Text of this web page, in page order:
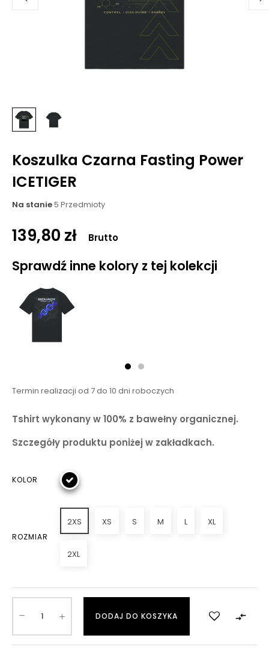
Koszulka Czarna Fasting Power
ICETIGER
Na stanie5 Przedmioty
139,80 zł Brutto
Sprawdź inne kolory z tej kolekcji
Termin realizacji od 7 do 10 dni roboczych
Tshirt wykonany w 100% z bawełny organicznej.
Szczegóły produktu poniżej w zakładkach.
KOLOR
ROZMIAR
2XS XS S M L XL
2XL
DODAJ DO KOSZYKA 